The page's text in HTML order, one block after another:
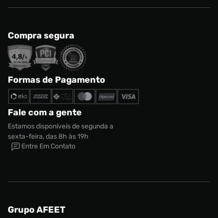
Compra segura
Formas de Pagamento
Fale com a gente
Estamos disponíveis de segunda a
sexta-feira, das 8h às 19h
Entre Em Contato
Grupo AFEET